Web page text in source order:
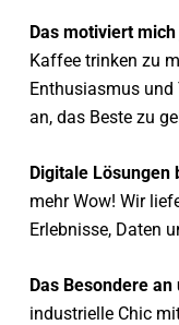
Das motiviert
Kaffee trinken zu
Enthusiasmus und
an, das Beste zu
Digitale Lösungen
mehr Wow! Wir
Erlebnisse, Daten
Das Besondere
industrielle Chic